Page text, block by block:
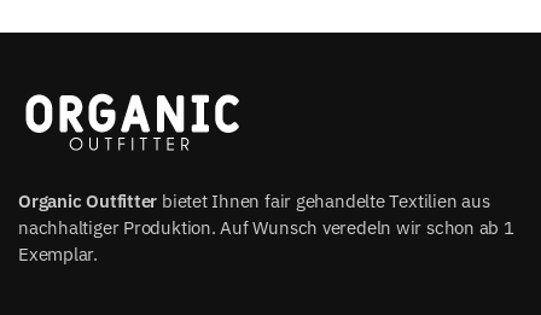
Organic Outfitter bietet Ihnen fair gehandelte Textilien aus
nachhaltiger Produktion. Auf Wunsch veredeln wir schon ab 1
Exemplar.